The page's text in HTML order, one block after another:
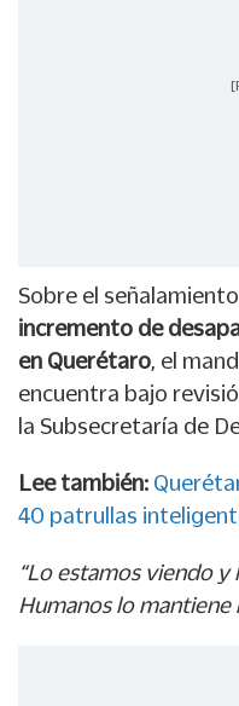
Sobre el
incremento de
en Querétaro, el
encuentra bajo
la Subsecretaría de
Lee también:
40 patrullas
“Lo estamos viendo y
Humanos lo mantiene